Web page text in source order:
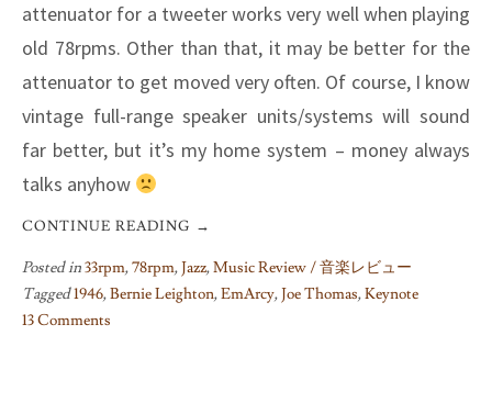
attenuator for a tweeter works very well when playing
old 78rpms. Other than that, it may be better for the
attenuator to get moved very often. Of course, I know
vintage full-range speaker units/systems will sound
far better, but it’s my home system – money always
talks anyhow
CONTINUE READING →
Posted in33rpm,78rpm,Jazz,Music Review / 音楽レビュー
Tagged1946,Bernie Leighton,EmArcy,Joe Thomas,Keynote
13 Comments